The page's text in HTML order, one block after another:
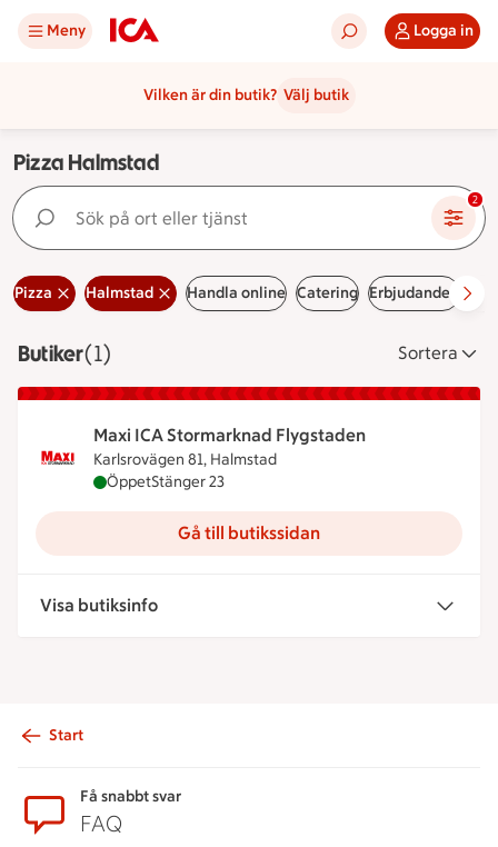
Meny Logga in
Vilken är din butik? Välj butik
Pizza Halmstad
Sök på ort eller tjänst 2
Pizza Halmstad Handla online Catering Erbjudanden
ButikerVisar 1 stycken
(1) Sortera
Maxi ICA Stormarknad Flygstaden
Karlsrovägen 81, Halmstad
Maxi ICA Stormarknad Flygstaden är öppen nu,
ÖppetStänger 23
Gå till butikssidan
Visa butiksinfo
Start
Få snabbt svar
FAQ